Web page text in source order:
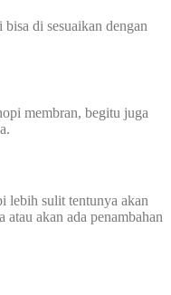
di sesuaikan dengan
membran, begitu juga
lebih sulit tentunya akan
akan ada penambahan